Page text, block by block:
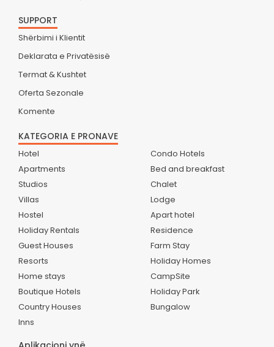
SUPPORT
Shërbimi i Klientit
Deklarata e Privatësisë
Termat & Kushtet
Oferta Sezonale
Komente
KATEGORIA E PRONAVE
Hotel
Apartments
Studios
Villas
Hostel
Holiday Rentals
Guest Houses
Resorts
Home stays
Boutique Hotels
Country Houses
Inns
Condo Hotels
Bed and breakfast
Chalet
Lodge
Apart hotel
Residence
Farm Stay
Holiday Homes
CampSite
Holiday Park
Bungalow